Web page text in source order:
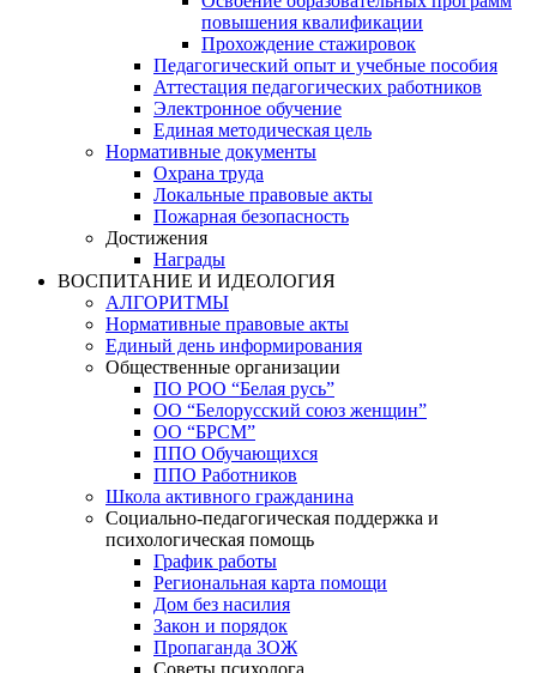
повышения квалификации
Прохождение стажировок
Педагогический опыт и учебные пособия
Аттестация педагогических работников
Электронное обучение
Единая методическая цель
Нормативные документы
Охрана труда
Локальные правовые акты
Пожарная безопасность
Достижения
Награды
ВОСПИТАНИЕ И ИДЕОЛОГИЯ
АЛГОРИТМЫ
Нормативные правовые акты
Единый день информирования
Общественные организации
ПО РОО “Белая русь”
ОО “Белорусский союз женщин”
ОО “БРСМ”
ППО Обучающихся
ППО Работников
Школа активного гражданина
Социально-педагогическая поддержка и
психологическая помощь
График работы
Региональная карта помощи
Дом без насилия
Закон и порядок
Пропаганда ЗОЖ
Советы психолога